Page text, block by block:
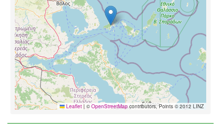
Leaflet | ©OpenStreetMapcontributors, Points © 2012 LINZ